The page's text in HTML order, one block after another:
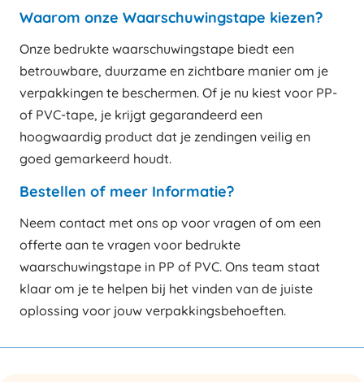
Waarom onze Waarschuwingstape kiezen?
Onze bedrukte waarschuwingstape biedt een
betrouwbare, duurzame en zichtbare manier om je
verpakkingen te beschermen. Of je nu kiest voor PP-
of PVC-tape, je krijgt gegarandeerd een
hoogwaardig product dat je zendingen veilig en
goed gemarkeerd houdt.
Bestellen of meer Informatie?
Neem contact met ons op voor vragen of om een
offerte aan te vragen voor bedrukte
waarschuwingstape in PP of PVC. Ons team staat
klaar om je te helpen bij het vinden van de juiste
oplossing voor jouw verpakkingsbehoeften.